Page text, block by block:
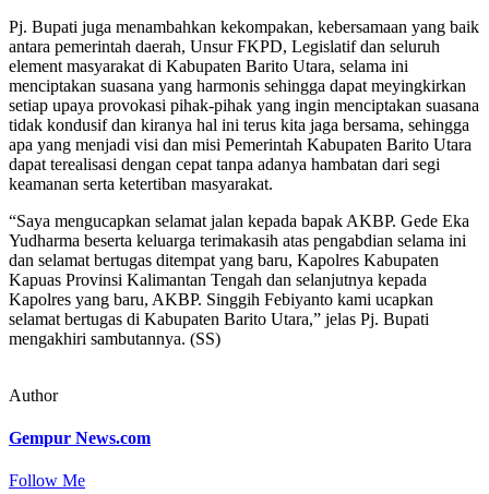
Pj. Bupati juga menambahkan kekompakan, kebersamaan yang baik
antara pemerintah daerah, Unsur FKPD, Legislatif dan seluruh
element masyarakat di Kabupaten Barito Utara, selama ini
menciptakan suasana yang harmonis sehingga dapat meyingkirkan
setiap upaya provokasi pihak-pihak yang ingin menciptakan suasana
tidak kondusif dan kiranya hal ini terus kita jaga bersama, sehingga
apa yang menjadi visi dan misi Pemerintah Kabupaten Barito Utara
dapat terealisasi dengan cepat tanpa adanya hambatan dari segi
keamanan serta ketertiban masyarakat.
“Saya mengucapkan selamat jalan kepada bapak AKBP. Gede Eka
Yudharma beserta keluarga terimakasih atas pengabdian selama ini
dan selamat bertugas ditempat yang baru, Kapolres Kabupaten
Kapuas Provinsi Kalimantan Tengah dan selanjutnya kepada
Kapolres yang baru, AKBP. Singgih Febiyanto kami ucapkan
selamat bertugas di Kabupaten Barito Utara,” jelas Pj. Bupati
mengakhiri sambutannya. (SS)
Author
Gempur News.com
Follow Me